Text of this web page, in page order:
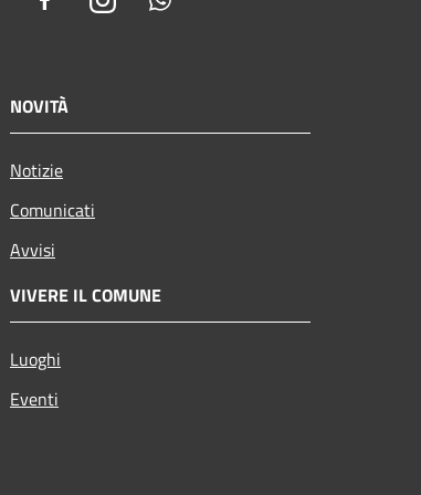
NOVITÀ
Notizie
Comunicati
Avvisi
VIVERE IL COMUNE
Luoghi
Eventi